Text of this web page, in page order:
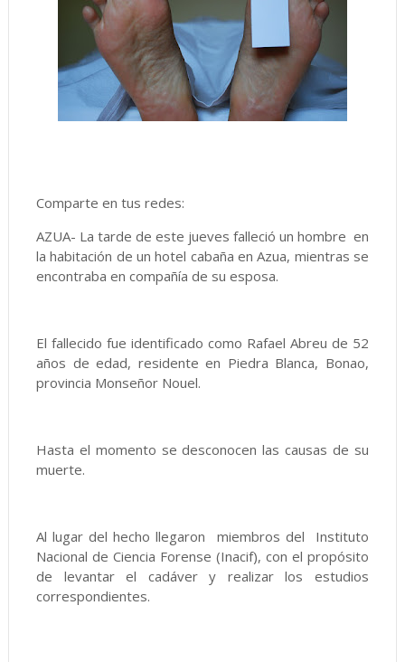
Comparte en tus redes:
AZUA- La tarde de este jueves falleció un hombre en
la habitación de un hotel cabaña en Azua, mientras se
encontraba en compañía de su esposa.
El fallecido fue identificado como Rafael Abreu de 52
años de edad, residente en Piedra Blanca, Bonao,
provincia Monseñor Nouel.
Hasta el momento se desconocen las causas de su
muerte.
Al lugar del hecho llegaron miembros del Instituto
Nacional de Ciencia Forense (Inacif), con el propósito
de levantar el cadáver y realizar los estudios
correspondientes.